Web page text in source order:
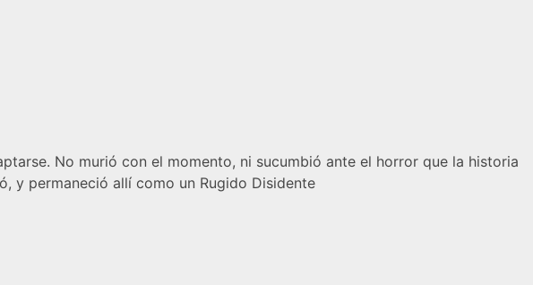
No murió con el momento, ni sucumbió ante el horror que la historia
y permaneció allí como un Rugido Disidente